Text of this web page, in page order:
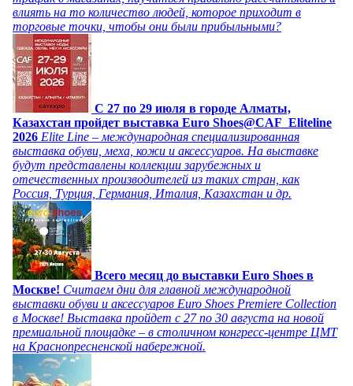
влиять на то количество людей, которое приходит в
торговые точки, чтобы они были прибыльными?
C 27 по 29 июля в городе Алматы,
Казахстан пройдет выставка Euro Shoes@CAF_Eliteline
2026 Elite Line – международная специализированная
выставка обуви, меха, кожи и аксессуаров. На выставке
будут представлены коллекции зарубежных и
отечественных производителей из таких стран, как
Россия, Турция, Германия, Италия, Казахстан и др.
Всего месяц до выставки Euro Shoes в
Москве! Считаем дни для главной международной
выставки обуви и аксессуаров Euro Shoes Premiere Collection
в Москве! Выставка пройдет с 27 по 30 августа на новой
премиальной площадке – в столичном конгресс-центре ЦМТ
на Краснопресненской набережной.